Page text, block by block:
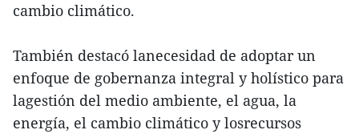
cambio climático.
También destacó lanecesidad de adoptar un
enfoque de gobernanza integral y holístico para
lagestión del medio ambiente, el agua, la
energía, el cambio climático y losrecursos